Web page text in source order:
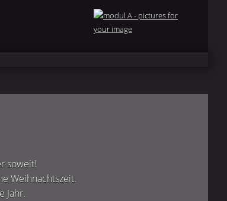
soweit!
Weihnachtszeit.
Jahr.